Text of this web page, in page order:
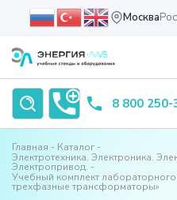
Москва
8 800 250-
Главная
Каталог
Электротехника. Электроника.
Электропривод.
Учебный комплект
трехфазные трансформаторы»